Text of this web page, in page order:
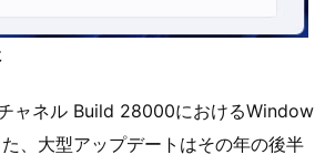
ャネル Build 28000におけるWindow
、大型アップデートはその年の後半